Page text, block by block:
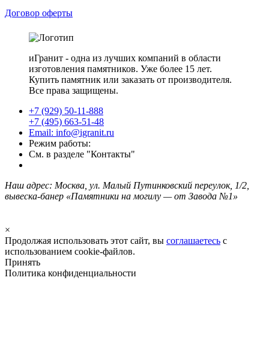
Договор оферты
иГранит - одна из лучших компаний в области
изготовления памятников. Уже более 15 лет.
Купить памятник или заказать от производителя.
Все права защищены.
+7 (929) 50-11-888
+7 (495) 663-51-48
Email: info@igranit.ru
Режим работы:
См. в разделе "Контакты"
Наш адрес: Москва, ул. Малый Путинковский переулок, 1/2,
вывеска-банер «Памятники на могилу — от Завода №1»
×
Продолжая использовать этот сайт, вы соглашаетесь с
использованием cookie-файлов.
Принять
Политика конфиденциальности